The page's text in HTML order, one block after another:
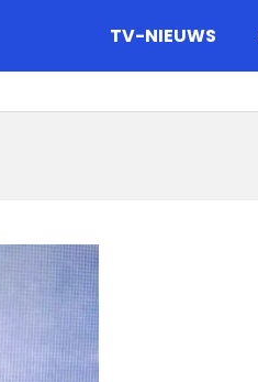
TV-NIEUWS